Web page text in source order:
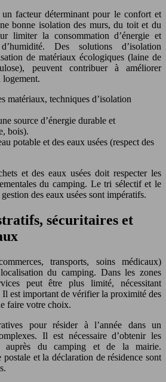
un facteur déterminant pour le confort et
bonne isolation des murs, du toit et du
limiter la consommation d’énergie et
Des solutions d’isolation
de matériaux écologiques (laine de
peuvent contribuer à améliorer
logement.
matériaux, techniques d’isolation
source d’énergie durable et
bois).
potable et des eaux usées (respect des
et des eaux usées doit respecter les
du camping. Le tri sélectif et le
des eaux usées sont impératifs.
sécuritaires et
transports, soins médicaux)
du camping. Dans les zones
peut être plus limité, nécessitant
est important de vérifier la proximité des
faire votre choix.
pour résider à l’année dans un
Il est nécessaire d’obtenir les
auprès du camping et de la mairie.
postale et la déclaration de résidence sont